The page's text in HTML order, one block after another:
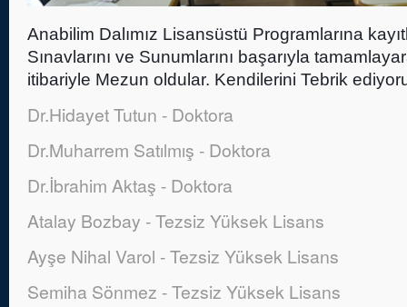
Anabilim Dalımız Lisansüstü Programlarına
Sınavlarını ve Sunumlarını başarıyla
itibariyle Mezun oldular. Kendilerini Tebrik
Dr.Hidayet Tutun - Doktora
Dr.Muharrem Satılmış - Doktora
Dr.İbrahim Aktaş - Doktora
Atalay Bozbay - Tezsiz Yüksek Lisans
Ayşe Nihal Varol - Tezsiz Yüksek Lisans
Semiha Sönmez - Tezsiz Yüksek Lisans